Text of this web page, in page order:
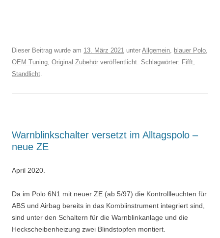
Dieser Beitrag wurde am 13. März 2021 unter Allgemein, blauer Polo,
OEM Tuning, Original Zubehör veröffentlicht. Schlagwörter: Fifft,
Standlicht.
Warnblinkschalter versetzt im Alltagspolo –
neue ZE
April 2020.
Da im Polo 6N1 mit neuer ZE (ab 5/97) die Kontrollleuchten für
ABS und Airbag bereits in das Kombiinstrument integriert sind,
sind unter den Schaltern für die Warnblinkanlage und die
Heckscheibenheizung zwei Blindstopfen montiert.